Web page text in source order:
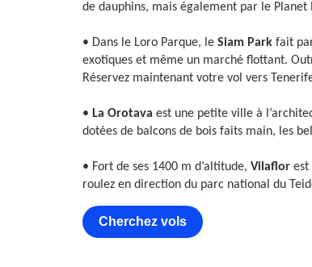
de dauphins, mais également par le Planet
• Dans le Loro Parque, le Siam Park fait
exotiques et même un marché flottant.
Réservez maintenant votre vol vers
• La Orotava est une petite ville à
dotées de balcons de bois faits main, les
• Fort de ses 1400 m d’altitude, Vilaflor est
roulez en direction du parc national du
Cherchez vols